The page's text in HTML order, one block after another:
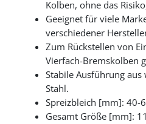
Kolben, ohne das
Geeignet für viele
verschiedener
Zum Rückstellen von
Vierfach-Bremskolben
Stabile Ausführung
Stahl.
Spreizbleich [mm]: 40-
Gesamt Größe [mm]: